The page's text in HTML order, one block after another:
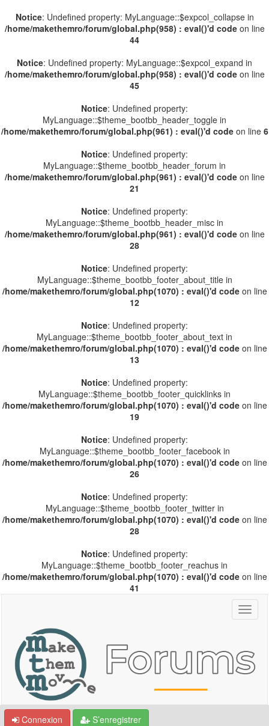
Notice: Undefined property: MyLanguage::$expcol_collapse in
/home/makethemro/forum/global.php(958) : eval()'d codeon line
44
Notice: Undefined property: MyLanguage::$expcol_expand in
/home/makethemro/forum/global.php(958) : eval()'d codeon line
45
Notice: Undefined property:
MyLanguage::$theme_bootbb_header_toggle in
/home/makethemro/forum/global.php(961) : eval()'d codeon line 6
Notice: Undefined property:
MyLanguage::$theme_bootbb_header_forum in
/home/makethemro/forum/global.php(961) : eval()'d codeon line
21
Notice: Undefined property:
MyLanguage::$theme_bootbb_header_misc in
/home/makethemro/forum/global.php(961) : eval()'d codeon line
28
Notice: Undefined property:
MyLanguage::$theme_bootbb_footer_about_title in
/home/makethemro/forum/global.php(1070) : eval()'d codeon line
12
Notice: Undefined property:
MyLanguage::$theme_bootbb_footer_about_text in
/home/makethemro/forum/global.php(1070) : eval()'d codeon line
13
Notice: Undefined property:
MyLanguage::$theme_bootbb_footer_quicklinks in
/home/makethemro/forum/global.php(1070) : eval()'d codeon line
19
Notice: Undefined property:
MyLanguage::$theme_bootbb_footer_facebook in
/home/makethemro/forum/global.php(1070) : eval()'d codeon line
26
Notice: Undefined property:
MyLanguage::$theme_bootbb_footer_twitter in
/home/makethemro/forum/global.php(1070) : eval()'d codeon line
28
Notice: Undefined property:
MyLanguage::$theme_bootbb_footer_reachus in
/home/makethemro/forum/global.php(1070) : eval()'d codeon line
41
Connexion S’enregistrer